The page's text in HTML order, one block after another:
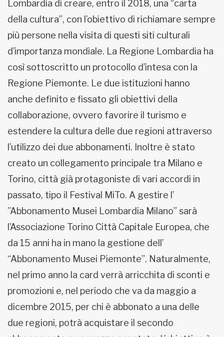
Lombardia di creare, entro il 2018, una “carta
della cultura”, con l’obiettivo di richiamare sempre
più persone nella visita di questi siti culturali
d’importanza mondiale. La Regione Lombardia ha
così sottoscritto un protocollo d’intesa con la
Regione Piemonte. Le due istituzioni hanno
anche definito e fissato gli obiettivi della
collaborazione, ovvero favorire il turismo e
estendere la cultura delle due regioni attraverso
l’utilizzo dei due abbonamenti. Inoltre è stato
creato un collegamento principale tra Milano e
Torino, città già protagoniste di vari accordi in
passato, tipo il Festival MiTo. A gestire l’
”Abbonamento Musei Lombardia Milano” sarà
l’Associazione Torino Città Capitale Europea, che
da 15 anni ha in mano la gestione dell’
“Abbonamento Musei Piemonte”. Naturalmente,
nel primo anno la card verrà arricchita di sconti e
promozioni e, nel periodo che va da maggio a
dicembre 2015, per chi è abbonato a una delle
due regioni, potrà acquistare il secondo